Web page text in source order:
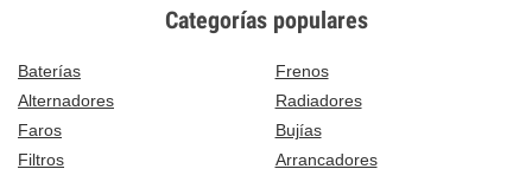
Categorías populares
Baterías
Frenos
Alternadores
Radiadores
Faros
Bujías
Filtros
Arrancadores